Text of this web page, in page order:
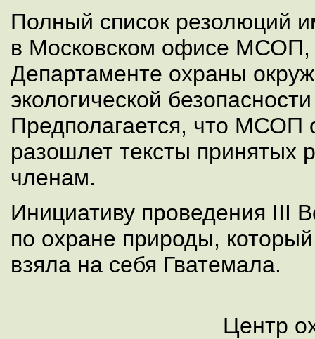
Полный список резолюций
в Московском офисе
Департаменте охраны
экологической
Предполагается, что МСОП
разошлет тексты принятых
членам.
Инициативу проведения III
по охране природы, который
взяла на себя Гватемала.
Центр